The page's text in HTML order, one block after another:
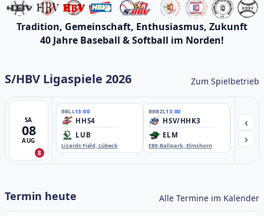
Tradition, Gemeinschaft, Enthusiasmus, Zukunft
40 Jahre Baseball & Softball im Norden!
S/HBV Ligaspiele 2026 Zum Spielbetrieb
SA
08
AUG
8
BBLL13:00
HHS4
LUB
Lizards Field, Lübeck
BBBZL13:00
HSV/HHK3
ELM
EBE-Ballpark, Elmshorn
‹
›
Termin heute Alle Termine im Kalender